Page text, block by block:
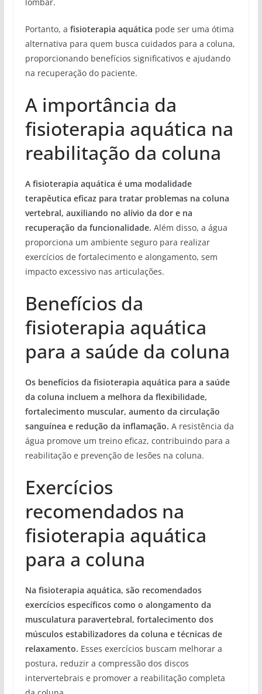
Portanto, a fisioterapia aquática pode ser uma ótima
alternativa para quem busca cuidados para a coluna,
proporcionando benefícios significativos e ajudando
na recuperação do paciente.
A importância da
fisioterapia aquática na
reabilitação da coluna
A fisioterapia aquática é uma modalidade
terapêutica eficaz para tratar problemas na coluna
vertebral, auxiliando no alívio da dor e na
recuperação da funcionalidade. Além disso, a água
proporciona um ambiente seguro para realizar
exercícios de fortalecimento e alongamento, sem
impacto excessivo nas articulações.
Benefícios da
fisioterapia aquática
para a saúde da coluna
Os benefícios da fisioterapia aquática para a saúde
da coluna incluem a melhora da flexibilidade,
fortalecimento muscular, aumento da circulação
sanguínea e redução da inflamação. A resistência da
água promove um treino eficaz, contribuindo para a
reabilitação e prevenção de lesões na coluna.
Exercícios
recomendados na
fisioterapia aquática
para a coluna
Na fisioterapia aquática, são recomendados
exercícios específicos como o alongamento da
musculatura paravertebral, fortalecimento dos
músculos estabilizadores da coluna e técnicas de
relaxamento. Esses exercícios buscam melhorar a
postura, reduzir a compressão dos discos
intervertebrais e promover a reabilitação completa